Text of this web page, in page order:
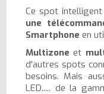
Ce spot
une
Smartphone en
Multizone et
d'autres spots
besoins. Mais
LED..... de la